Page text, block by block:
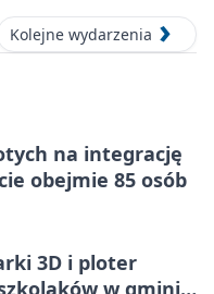
Kolejne wydarzenia
na integrację
obejmie 85 osób
3D i ploter
w gminie